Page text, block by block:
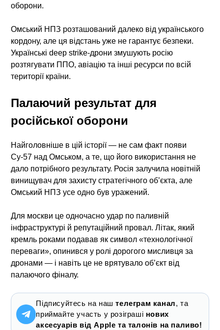
оборони.
Омський НПЗ розташований далеко від українського
кордону, але ця відстань уже не гарантує безпеки.
Українські deep strike-дрони змушують росію
розтягувати ППО, авіацію та інші ресурси по всій
території країни.
Палаючий результат для
російської оборони
Найголовніше в цій історії — не сам факт появи
Су-57 над Омськом, а те, що його використання не
дало потрібного результату. Росія залучила новітній
винищувач для захисту стратегічного об’єкта, але
Омський НПЗ усе одно був уражений.
Для москви це одночасно удар по паливній
інфраструктурі й репутаційний провал. Літак, який
кремль роками подавав як символ «технологічної
переваги», опинився у ролі дорогого мисливця за
дронами — і навіть це не врятувало об’єкт від
палаючого фіналу.
Підписуйтесь на наштелеграм канал, та
приймайте участь у розіграші нових
аксесуарів від Apple та талонів на паливо!